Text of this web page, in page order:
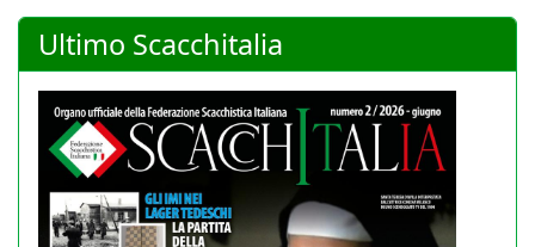
Ultimo Scacchitalia